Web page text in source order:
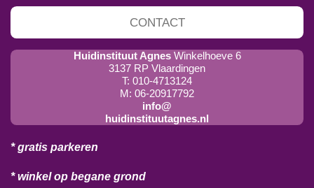
CONTACT
Huidinstituut Agnes Winkelhoeve 6
3137 RP Vlaardingen
T: 010-4713124
M: 06-20917792
info@
huidinstituutagnes.nl
* gratis parkeren
* winkel op begane grond